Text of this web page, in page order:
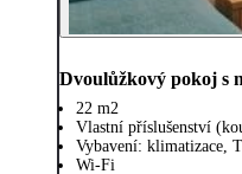
Dvoulůžkový pokoj s
22 m2
Vlastní příslušenství
Vybavení: klimatizace,
Wi-Fi